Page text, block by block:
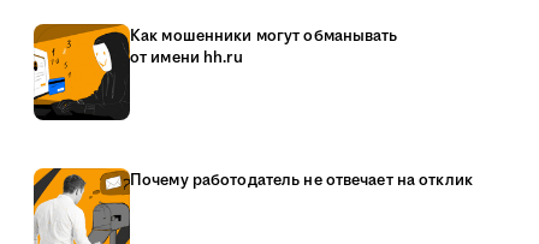
Как мошенники могут обманывать
от имени hh.ru
Почему работодатель не отвечает на отклик